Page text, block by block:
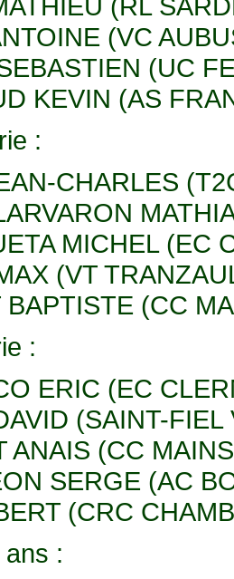
(VC
(UC
KEVIN (AS
:
CHARLES
MICHEL (EC
(VT
(CC
:
ERIC (EC
(SAINT-FIEL
ANAIS (CC
SERGE (AC
(CRC
: